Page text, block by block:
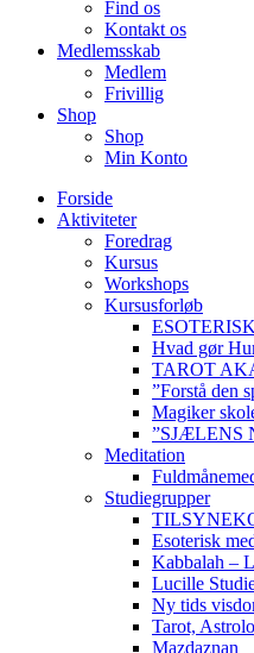
Find os
Kontakt os
Medlemsskab
Medlem
Frivillig
Shop
Shop
Min Konto
Forside
Aktiviteter
Foredrag
Kursus
Workshops
Kursusforløb
Hvad gør
TAROT
”Forstå den
Magiker
”SJÆLENS
Meditation
Studiegrupper
Esoterisk
Kabbalah –
Lucille
Ny tids
Tarot,
Mazdaznan